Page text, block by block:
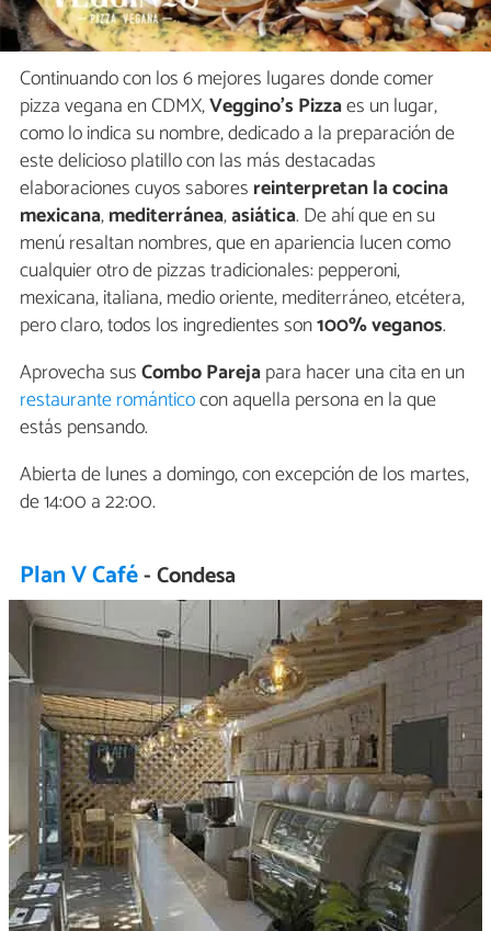
Continuando con los 6 mejores lugares donde comer
pizza vegana en CDMX,Veggino's Pizzaes un lugar,
como lo indica su nombre, dedicado a la preparación de
este delicioso platillo con las más destacadas
elaboraciones cuyos sabores reinterpretan la cocina
mexicana,mediterránea,asiática. De ahí que en su
menú resaltan nombres, que en apariencia lucen como
cualquier otro de pizzas tradicionales: pepperoni,
mexicana, italiana, medio oriente, mediterráneo, etcétera,
pero claro, todos los ingredientes son100% veganos.
Aprovecha susCombo Parejapara hacer una cita en un
restaurante románticocon aquella persona en la que
estás pensando.
Abierta de lunes a domingo, con excepción de los martes,
de 14:00 a 22:00.
Plan V Café- Condesa